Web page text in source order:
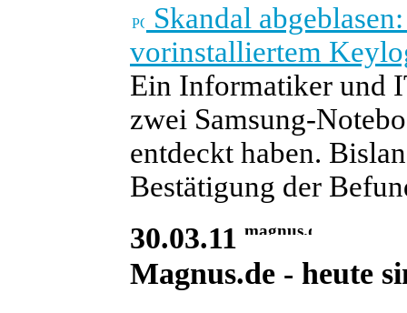
Skandal
vorinstalliertem
Ein Informatiker und
zwei Samsung-
entdeckt haben.
Bestätigung der
30.03.11
Magnus.de - heute